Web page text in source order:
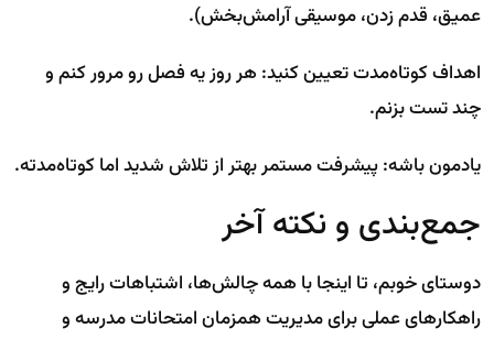
عمیق، قدم زدن، موسیقی آرامش‌بخش).
اهداف کوتاه‌مدت تعیین کنید: هر روز یه فصل رو مرور کنم و
چند تست بزنم.
یادمون باشه: پیشرفت مستمر بهتر از تلاش شدید اما کوتاه‌مدته.
جمع‌بندی و نکته آخر
دوستای خوبم، تا اینجا با همه چالش‌ها، اشتباهات رایج و
راهکارهای عملی برای مدیریت همزمان امتحانات مدرسه و